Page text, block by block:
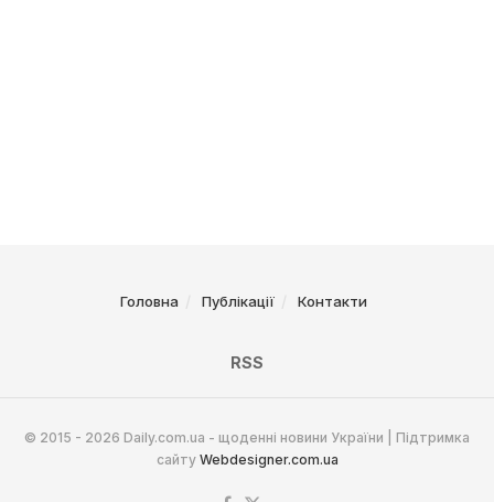
Головна Публікації Контакти
RSS
© 2015 - 2026 Daily.com.ua - щоденні новини України | Підтримка
сайту Webdesigner.com.ua